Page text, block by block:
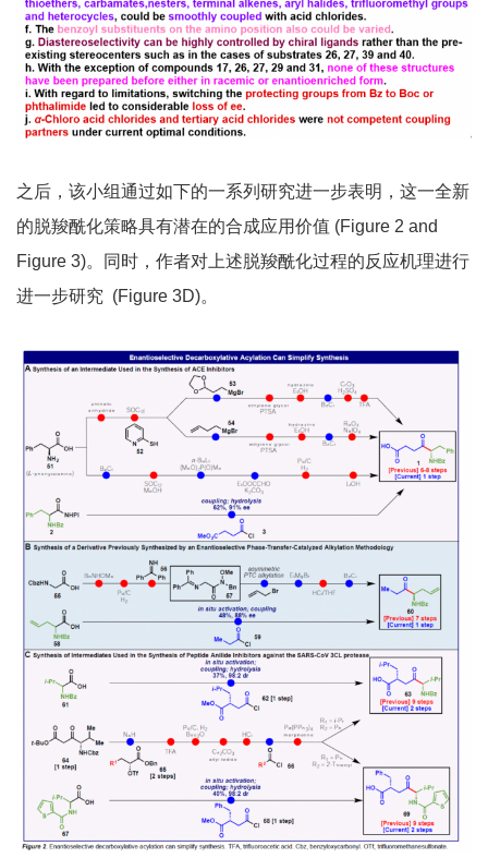
之后，该小组通过如下的一系列研究进一步表明，这一全新
的脱羧酰化策略具有潜在的合成应用价值 (Figure 2 and
Figure 3)。同时，作者对上述脱羧酰化过程的反应机理进行
进一步研究 (Figure 3D)。